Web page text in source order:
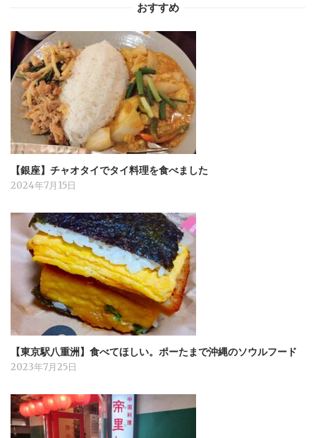
おすすめ
【銀座】チャオタイでタイ料理を食べました
2024年7月15日
【東京駅八重洲】食べてほしい。ポーたまで沖縄のソウルフード
2023年7月25日